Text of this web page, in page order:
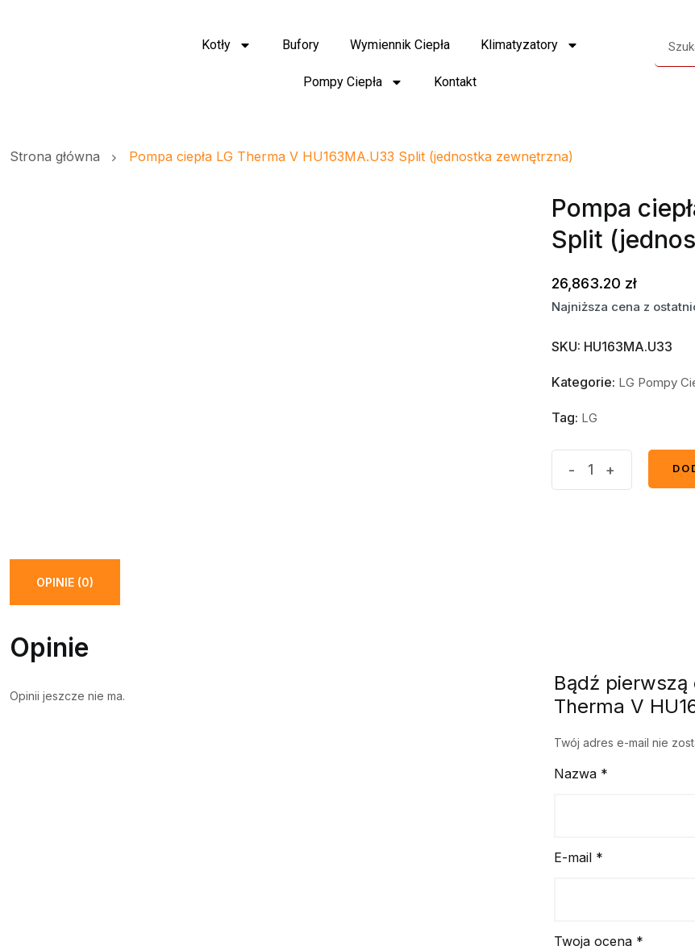
Kotły Bufory Wymiennik Ciepła Klimatyzatory
Pompy Ciepła Kontakt
Strona główna Pompa ciepła LG Therma V HU163MA.U33 Split (jednostka zewnętrzna)
Pompa
Split
26,863.20 zł
Najniższa cena z
SKU: HU163MA.U33
Kategorie: LG Pompy
Tag: LG
- +
OPINIE (0)
Opinie
Opinii jeszcze nie ma.
Bądź
Therma V
Twój adres e-mail nie
Nazwa *
E-mail *
Twoja ocena *